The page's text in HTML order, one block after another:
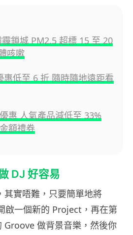
鎖城 PM2.5 超標 15 至 20
咳嗽
低至 6 折 隨時隨地遠距看
惠 人氣產品減低至 33%
額禮券
DJ 好容易
其實唔難，只要簡單地將
啟一個新的 Project，再在第
Groove 做背景音樂，然後你